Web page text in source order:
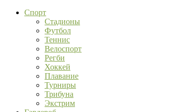
Спорт
Стадионы
Футбол
Теннис
Велоспорт
Регби
Хоккей
Плавание
Турниры
Трибуна
Экстрим